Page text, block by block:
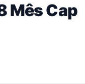
Mês Cap